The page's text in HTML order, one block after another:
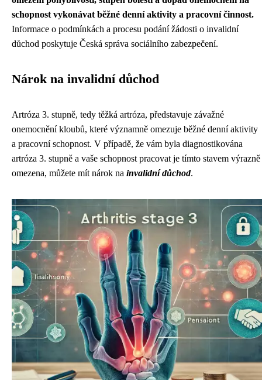
schopnost vykonávat běžné denní aktivity a pracovní činnost.
Informace o podmínkách a procesu podání žádosti o invalidní
důchod poskytuje Česká správa sociálního zabezpečení.
Nárok na invalidní důchod
Artróza 3. stupně, tedy těžká artróza, představuje závažné
onemocnění kloubů, které významně omezuje běžné denní aktivity
a pracovní schopnost. V případě, že vám byla diagnostikována
artróza 3. stupně a vaše schopnost pracovat je tímto stavem výrazně
omezena, můžete mít nárok na invalidní důchod.